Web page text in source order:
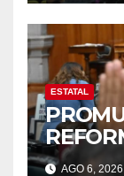
ESTATAL
REFORMAS *
y AGO 6, 2026